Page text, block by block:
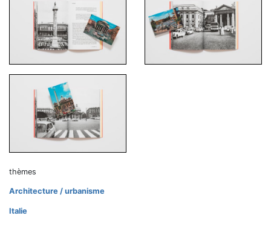
thèmes
Architecture / urbanisme
Italie